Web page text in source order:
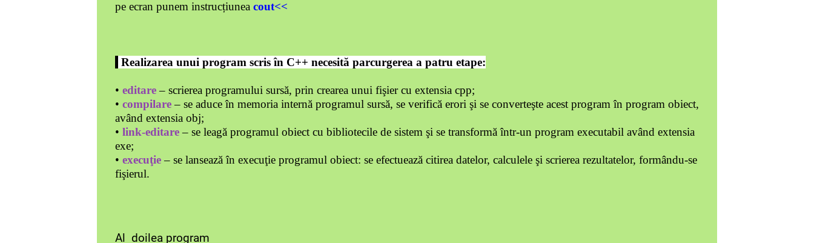
pe ecran punem instrucțiunea cout<<
Realizarea unui program scris în C++ necesită parcurgerea a patru etape:
• editare– scrierea programului sursă, prin crearea unui fişier cu extensia cpp;
• compilare– se aduce în memoria internă programul sursă, se verifică erori şi se converteşte acest program în program obiect,
având extensia obj;
• link-editare– se leagă programul obiect cu bibliotecile de sistem şi se transformă într-un program executabil având extensia
exe;
• execuţie– se lansează în execuţie programul obiect: se efectuează citirea datelor, calculele şi scrierea rezultatelor, formându-se
fişierul.
Al doilea program